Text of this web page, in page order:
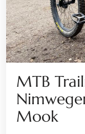
MTB
Mook